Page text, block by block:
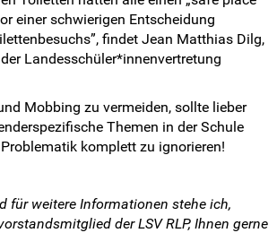
einer schwierigen Entscheidung
findet Jean Matthias Dilg,
Landesschüler*innenvertretung
Mobbing zu vermeiden, sollte lieber
Themen in der Schule
komplett zu ignorieren!
für weitere Informationen stehe ich,
der LSV RLP, Ihnen gerne